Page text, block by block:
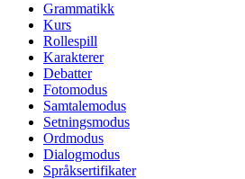
Grammatikk
Kurs
Rollespill
Karakterer
Debatter
Fotomodus
Samtalemodus
Setningsmodus
Ordmodus
Dialogmodus
Språksertifikater